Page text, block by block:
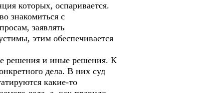
которых, оспаривается.
знакомиться с
заявлять
этим обеспечивается
решения и иные решения. К
дела. В них суд
какие-то